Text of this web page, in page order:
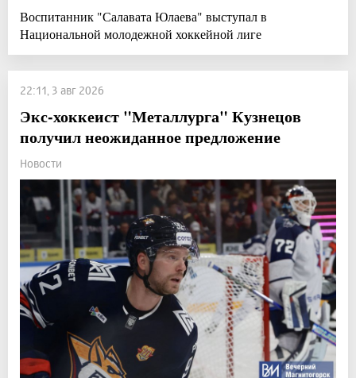
Воспитанник "Салавата Юлаева" выступал в
Национальной молодежной хоккейной лиге
22:11, 3 авг 2026
Экс-хоккеист "Металлурга" Кузнецов
получил неожиданное предложение
Новости